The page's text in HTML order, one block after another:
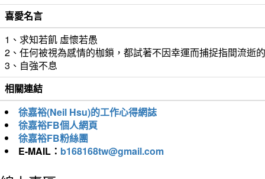
喜愛名言
1、求知若飢 虛懷若愚
2、任何被視為感情的枷鎖，都試著不因幸運而捕捉指間流逝
3、自強不息
相關連結
徐嘉裕(Neil Hsu)的工作心得網誌
徐嘉裕FB個人網頁
徐嘉裕FB粉絲團
E-MAIL： b168168tw@gmail.com